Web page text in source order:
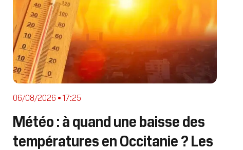
06/08/2026 • 17:25
Météo : à quand une baisse des
températures en Occitanie ? Les